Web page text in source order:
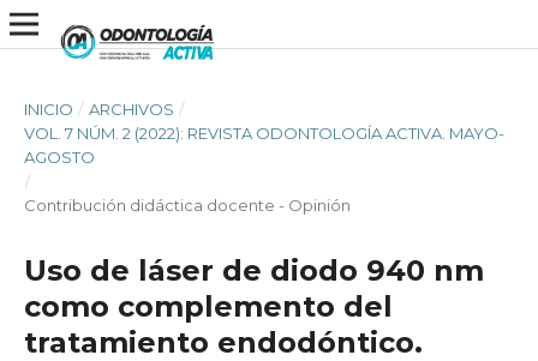
INICIO / ARCHIVOS /
VOL. 7 NÚM. 2 (2022): REVISTA ODONTOLOGÍA ACTIVA. MAYO-
AGOSTO
/
Contribución didáctica docente - Opinión
Uso de láser de diodo 940 nm
como complemento del
tratamiento endodóntico.